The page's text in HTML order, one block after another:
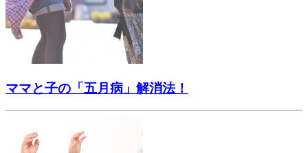
ママと子の「五月病」解消法！